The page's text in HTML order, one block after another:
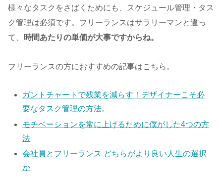
様々なタスクをさばくためにも、スケジュール管理・タス
ク管理は必須です。フリーランスはサラリーマンと違っ
て、
時間あたりの単価が大事ですからね。
フリーランスの方におすすめの記事はこちら。
ガントチャートで残業を減らす！デザイナーこそ必
要なタスク管理の方法。
モチベーションを常に上げるために僕がした4つの方
法
会社員とフリーランス どちらがより良い人生の選択
か